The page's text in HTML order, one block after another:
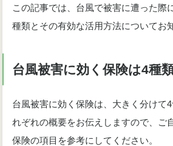
この記事では、台風で被害に遭った際
種類とその有効な活用方法についてお
台風被害に効く保険は4種
台風被害に効く保険は、大きく分けて
れぞれの概要をお伝えしますので、ご
保険の項目を参考にしてください。